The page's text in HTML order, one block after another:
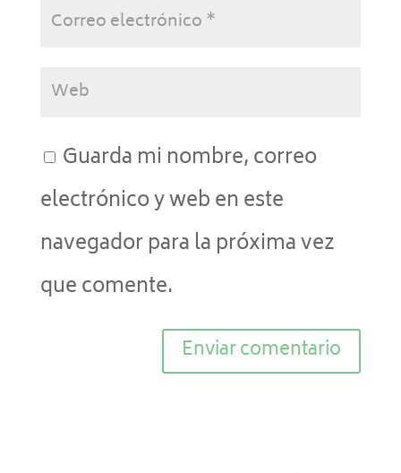
Guarda mi nombre, correo
electrónico y web en este
navegador para la próxima vez
que comente.